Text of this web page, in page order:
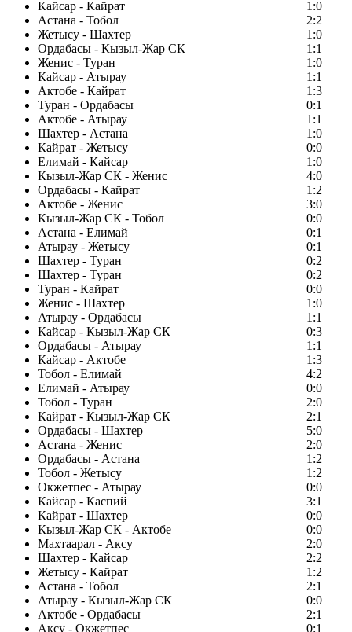
Кайсар - Кайрат
1:0
Астана - Тобол
2:2
Жетысу - Шахтер
1:0
Ордабасы - Кызыл-Жар СК
1:1
Женис - Туран
1:0
Кайсар - Атырау
1:1
Актобе - Кайрат
1:3
Туран - Ордабасы
0:1
Актобе - Атырау
1:1
Шахтер - Астана
1:0
Кайрат - Жетысу
0:0
Елимай - Кайсар
1:0
Кызыл-Жар СК - Женис
4:0
Ордабасы - Кайрат
1:2
Актобе - Женис
3:0
Кызыл-Жар СК - Тобол
0:0
Астана - Елимай
0:1
Атырау - Жетысу
0:1
Шахтер - Туран
0:2
Шахтер - Туран
0:2
Туран - Кайрат
0:0
Женис - Шахтер
1:0
Атырау - Ордабасы
1:1
Кайсар - Кызыл-Жар СК
0:3
Ордабасы - Атырау
1:1
Кайсар - Актобе
1:3
Тобол - Елимай
4:2
Елимай - Атырау
0:0
Тобол - Туран
2:0
Кайрат - Кызыл-Жар СК
2:1
Ордабасы - Шахтер
5:0
Астана - Женис
2:0
Ордабасы - Астана
1:2
Тобол - Жетысу
1:2
Окжетпес - Атырау
0:0
Кайсар - Каспий
3:1
Кайрат - Шахтер
0:0
Кызыл-Жар СК - Актобе
0:0
Махтаарал - Аксу
2:0
Шахтер - Кайсар
2:2
Жетысу - Кайрат
1:2
Астана - Тобол
2:1
Атырау - Кызыл-Жар СК
0:0
Актобе - Ордабасы
2:1
Аксу - Окжетпес
0:1